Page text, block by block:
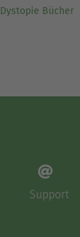
Dystopie Bücher
Support